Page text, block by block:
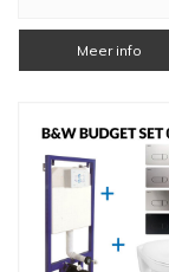
Meer info